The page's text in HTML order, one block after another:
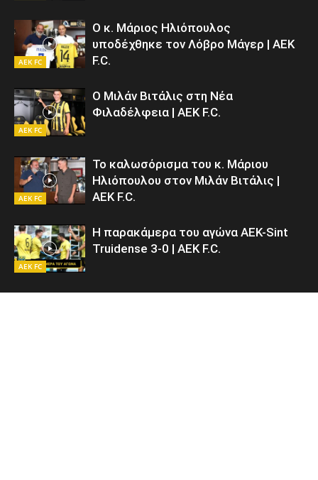
AEK FC
Ο κ. Μάριος Ηλιόπουλος
υποδέχθηκε τον Λόβρο Μάγερ | AEK
F.C.
AEK FC
Ο Μιλάν Βιτάλις στη Νέα
Φιλαδέλφεια | AEK F.C.
AEK FC
Το καλωσόρισμα του κ. Μάριου
Ηλιόπουλου στον Μιλάν Βιτάλις |
AEK F.C.
AEK FC
Η παρακάμερα του αγώνα ΑΕΚ-Sint
Truidense 3-0 | AEK F.C.